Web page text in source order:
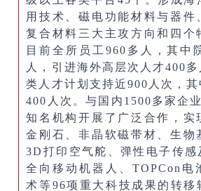
用技术、磁电功能材料与器件
复合材料三大主攻方向和四个
目前全所员工960多人，其中
人，引进海外高层次人才400
类人才计划支持近900人次，
400人次。与国内1500多家企
知名机构开展了广泛合作，实
金刚石、非晶软磁带材、生物
3D打印空气舵、弹性电子传感
全向移动机器人、TOPCon电
术等96项重大科技成果的转移